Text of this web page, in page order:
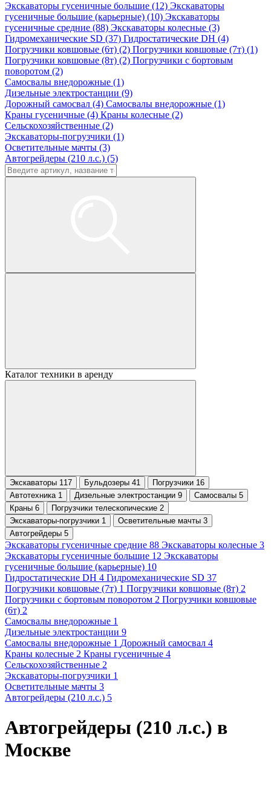
Экскаваторы гусеничные большие (12) Экскаваторы
гусеничные большие (карьерные) (10) Экскаваторы
гусеничные средние (88) Экскаваторы колесные (3)
Гидромеханические SD (37) Гидростатические DH (4)
Погрузчики ковшовые (6т) (2) Погрузчики ковшовые (7т) (1)
Погрузчики ковшовые (8т) (2) Погрузчики с бортовым
поворотом (2)
Самосвалы внедорожные (1)
Дизельные электростанции (9)
Дорожный самосвал (4) Самосвалы внедорожные (1)
Краны гусеничные (4) Краны колесные (2)
Сельскохозяйственные (2)
Экскаваторы-погрузчики (1)
Осветительные мачты (3)
Автогрейдеры (210 л.с.) (5)
Каталог техники в аренду
Экскаваторы 117 Бульдозеры 41
Погрузчики 16
Автотехника 1
Дизельные электростанции 9
Самосвалы 5
Краны 6
Погрузчики телескопические 2
Экскаваторы-погрузчики 1
Осветительные мачты 3
Автогрейдеры 5
Экскаваторы гусеничные средние 88 Экскаваторы колесные 3
Экскаваторы гусеничные большие 12 Экскаваторы
гусеничные большие (карьерные) 10
Гидростатические DH 4 Гидромеханические SD 37
Погрузчики ковшовые (7т) 1 Погрузчики ковшовые (8т) 2
Погрузчики с бортовым поворотом 2 Погрузчики ковшовые
(6т) 2
Самосвалы внедорожные 1
Дизельные электростанции 9
Самосвалы внедорожные 1 Дорожный самосвал 4
Краны колесные 2 Краны гусеничные 4
Сельскохозяйственные 2
Экскаваторы-погрузчики 1
Осветительные мачты 3
Автогрейдеры (210 л.с.) 5
Автогрейдеры (210 л.с.) в
Москве